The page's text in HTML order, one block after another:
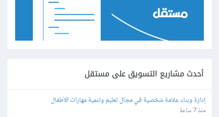
أحدث مشاريع التسويق على مستقل
إدارة وبناء علامة شخصية في مجال تعليم وتنمية مهارات الأطفال
منذ 7 ساعة